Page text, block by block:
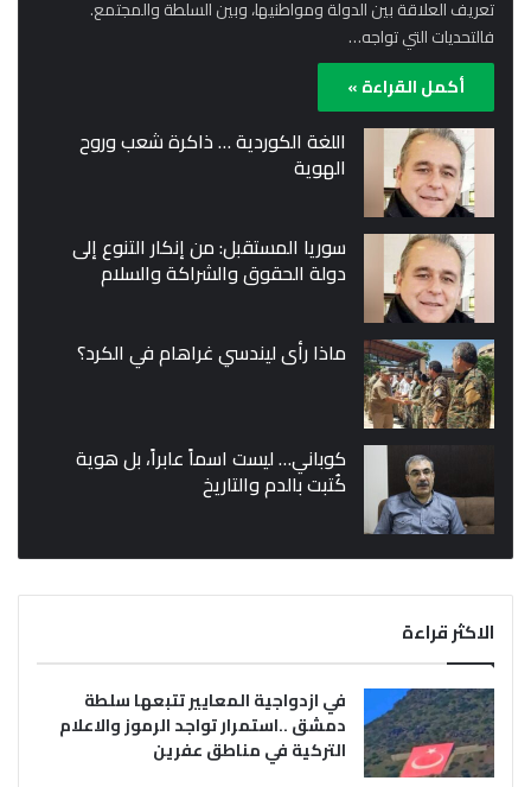
تعريف العلاقة بين الدولة ومواطنيها، وبين السلطة والمجتمع.
فالتحديات التي تواجه…
أكمل القراءة »
اللغة الكوردية … ذاكرة شعب وروح
الهوية
سوريا المستقبل: من إنكار التنوع إلى
دولة الحقوق والشراكة والسلام
ماذا رأى ليندسي غراهام في الكرد؟
كوباني… ليست اسماً عابراً، بل هوية
كُتبت بالدم والتاريخ
الاكثر قراءة
في ازدواجية المعايير تتبعها سلطة
دمشق ..استمرار تواجد الرموز والاعلام
التركية في مناطق عفرين